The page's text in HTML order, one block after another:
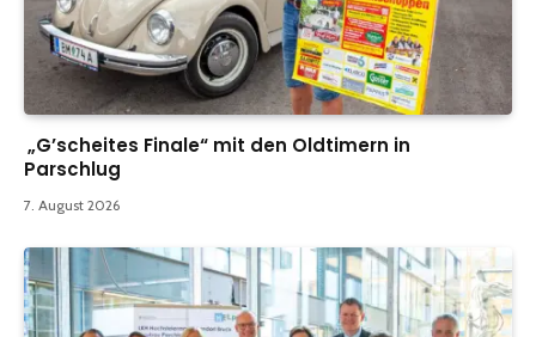
„G’scheites Finale“ mit den Oldtimern in
Parschlug
7. August 2026